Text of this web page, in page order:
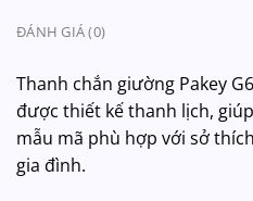
ĐÁNH GIÁ (0)
Thanh chắn giường Pakey
được thiết kế thanh lịch,
mẫu mã phù hợp với sở
gia đình.